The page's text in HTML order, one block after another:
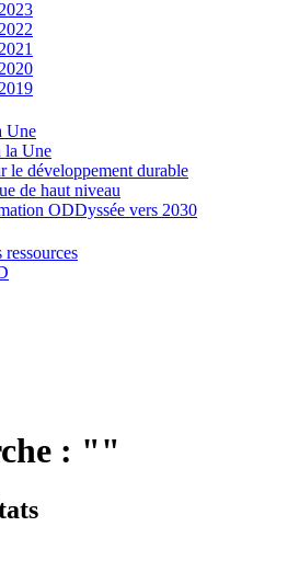
Une
la Une
le développement durable
de haut niveau
ODDyssée vers 2030
ressources
: ""